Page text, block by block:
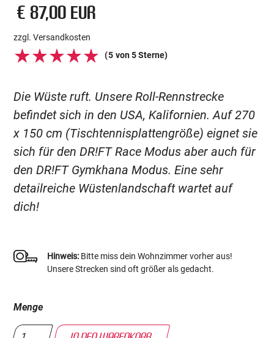
€ 87,00 EUR
zzgl. Versandkosten
(5 von 5 Sterne)
Die Wüste ruft. Unsere Roll-Rennstrecke
befindet sich in den USA, Kalifornien. Auf 270
x 150 cm (Tischtennisplattengröße) eignet sie
sich für den DR!FT Race Modus aber auch für
den DR!FT Gymkhana Modus. Eine sehr
detailreiche Wüstenlandschaft wartet auf
dich!
Hinweis:Bitte miss dein Wohnzimmer vorher aus!
Unsere Strecken sind oft größer als gedacht.
Menge